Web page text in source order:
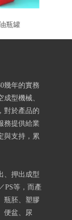
瓶罐
幾年的實務
型機械、
對於產品的
務提供給業
與支持，累
、押出成型
PS等，而產
瓶胚、塑膠
便盆、尿